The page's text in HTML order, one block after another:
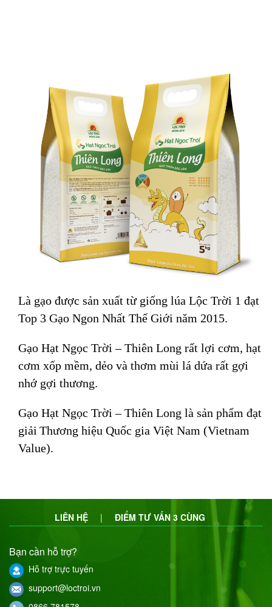
Là gạo được sản xuất từ giống lúa Lộc Trời 1 đạt
Top 3 Gạo Ngon Nhất Thế Giới năm 2015.
Gạo Hạt Ngọc Trời – Thiên Long rất lợi cơm, hạt
cơm xốp mềm, dẻo và thơm mùi lá dứa rất gợi
nhớ gợi thương.
Gạo Hạt Ngọc Trời –Thiên Long là sản phẩm đạt
giải Thương hiệu Quốc gia Việt Nam (Vietnam
Value).
LIÊN HỆ | ĐIỂM TƯ VẤN 3 CÙNG
Bạn cần hỗ trợ?
Hỗ trợ trực tuyến
support@loctroi.vn